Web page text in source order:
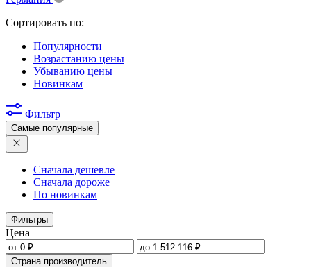
Сортировать по:
Популярности
Возрастанию цены
Убыванию цены
Новинкам
Фильтр
Самые популярные
Сначала дешевле
Сначала дороже
По новинкам
Фильтры
Цена
Страна производитель